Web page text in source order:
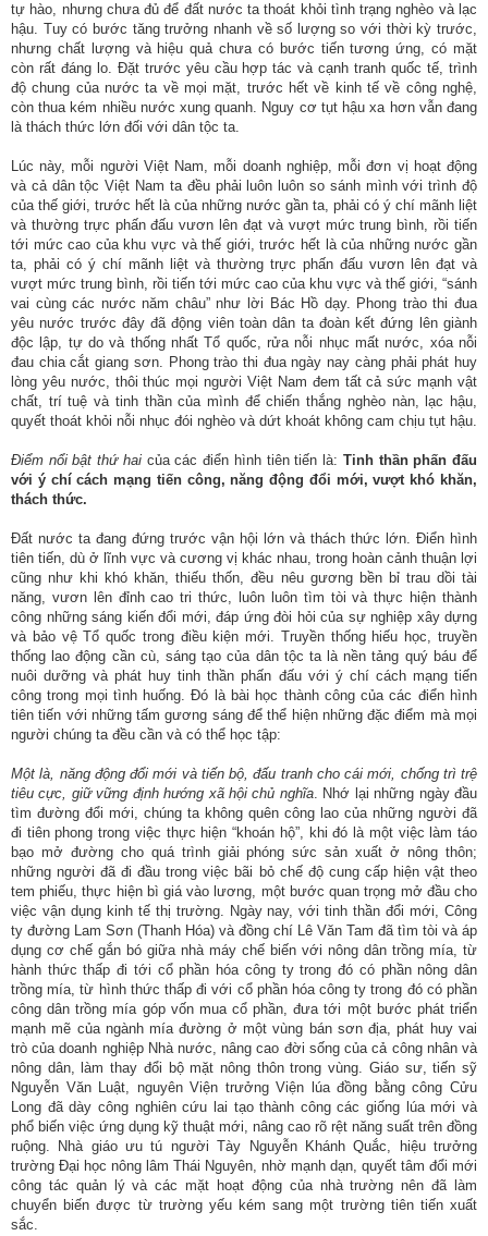
tự hào, nhưng chưa đủ để đất nước ta thoát khỏi tình trạng nghèo và lạc
hậu. Tuy có bước tăng trưởng nhanh về số lượng so với thời kỳ trước,
nhưng chất lượng và hiệu quả chưa có bước tiến tương ứng, có mặt
còn rất đáng lo. Đặt trước yêu cầu hợp tác và cạnh tranh quốc tế, trình
độ chung của nước ta về mọi mặt, trước hết về kinh tế về công nghệ,
còn thua kém nhiều nước xung quanh. Nguy cơ tụt hậu xa hơn vẫn đang
là thách thức lớn đối với dân tộc ta.
Lúc này, mỗi người Việt Nam, mỗi doanh nghiệp, mỗi đơn vị hoạt động
và cả dân tộc Việt Nam ta đều phải luôn luôn so sánh mình với trình độ
của thế giới, trước hết là của những nước gần ta, phải có ý chí mãnh liệt
và thường trực phấn đấu vươn lên đạt và vượt mức trung bình, rồi tiến
tới mức cao của khu vực và thế giới, trước hết là của những nước gần
ta, phải có ý chí mãnh liệt và thường trực phấn đấu vươn lên đạt và
vượt mức trung bình, rồi tiến tới mức cao của khu vực và thế giới, “sánh
vai cùng các nước năm châu” như lời Bác Hồ dạy. Phong trào thi đua
yêu nước trước đây đã động viên toàn dân ta đoàn kết đứng lên giành
độc lập, tự do và thống nhất Tổ quốc, rửa nỗi nhục mất nước, xóa nỗi
đau chia cắt giang sơn. Phong trào thi đua ngày nay càng phải phát huy
lòng yêu nước, thôi thúc mọi người Việt Nam đem tất cả sức mạnh vật
chất, trí tuệ và tinh thần của mình để chiến thắng nghèo nàn, lạc hậu,
quyết thoát khỏi nỗi nhục đói nghèo và dứt khoát không cam chịu tụt hậu.
Điểm nổi bật thứ haicủa các điển hình tiên tiến là: Tinh thần phấn đấu
với ý chí cách mạng tiến công, năng động đổi mới, vượt khó khăn,
thách thức.
Đất nước ta đang đứng trước vận hội lớn và thách thức lớn. Điển hình
tiên tiến, dù ở lĩnh vực và cương vị khác nhau, trong hoàn cảnh thuận lợi
cũng như khi khó khăn, thiếu thốn, đều nêu gương bền bỉ trau dồi tài
năng, vươn lên đỉnh cao tri thức, luôn luôn tìm tòi và thực hiện thành
công những sáng kiến đổi mới, đáp ứng đòi hỏi của sự nghiệp xây dựng
và bảo vệ Tổ quốc trong điều kiện mới. Truyền thống hiếu học, truyền
thống lao động cần cù, sáng tạo của dân tộc ta là nền tảng quý báu để
nuôi dưỡng và phát huy tinh thần phấn đấu với ý chí cách mạng tiến
công trong mọi tình huống. Đó là bài học thành công của các điển hình
tiên tiến với những tấm gương sáng để thể hiện những đặc điểm mà mọi
người chúng ta đều cần và có thể học tập:
Một là, năng động đổi mới và tiến bộ, đấu tranh cho cái mới, chống trì trệ
tiêu cực, giữ vững định hướng xã hội chủ nghĩa. Nhớ lại những ngày đầu
tìm đường đổi mới, chúng ta không quên công lao của những người đã
đi tiên phong trong việc thực hiện “khoán hộ”, khi đó là một việc làm táo
bạo mở đường cho quá trình giải phóng sức sản xuất ở nông thôn;
những người đã đi đầu trong việc bãi bỏ chế độ cung cấp hiện vật theo
tem phiếu, thực hiện bì giá vào lương, một bước quan trọng mở đầu cho
việc vận dụng kinh tế thị trường. Ngày nay, với tinh thần đổi mới, Công
ty đường Lam Sơn (Thanh Hóa) và đồng chí Lê Văn Tam đã tìm tòi và áp
dụng cơ chế gắn bó giữa nhà máy chế biến với nông dân trồng mía, từ
hành thức thấp đi tới cổ phần hóa công ty trong đó có phần nông dân
trồng mía, từ hình thức thấp đi với cổ phần hóa công ty trong đó có phần
công dân trồng mía góp vốn mua cổ phần, đưa tới một bước phát triển
mạnh mẽ của ngành mía đường ở một vùng bán sơn địa, phát huy vai
trò của doanh nghiệp Nhà nước, nâng cao đời sống của cả công nhân và
nông dân, làm thay đổi bộ mặt nông thôn trong vùng. Giáo sư, tiến sỹ
Nguyễn Văn Luật, nguyên Viện trưởng Viện lúa đồng bằng công Cửu
Long đã dày công nghiên cứu lai tạo thành công các giống lúa mới và
phổ biến việc ứng dụng kỹ thuật mới, nâng cao rõ rệt năng suất trên đồng
ruộng. Nhà giáo ưu tú người Tày Nguyễn Khánh Quắc, hiệu trưởng
trường Đại học nông lâm Thái Nguyên, nhờ mạnh dạn, quyết tâm đổi mới
công tác quản lý và các mặt hoạt động của nhà trường nên đã làm
chuyển biến được từ trường yếu kém sang một trường tiên tiến xuất
sắc.